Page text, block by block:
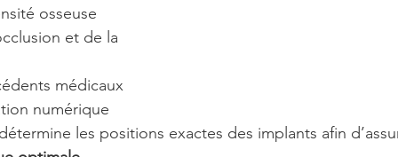
osseuse
et de la
médicaux
numérique
les positions exactes des implants afin